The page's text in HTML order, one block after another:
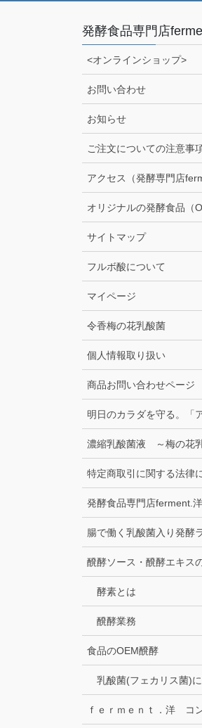
発酵食品専門店
<オンラインショップ>
お問い合わせ
お知らせ
ご注文についての注意事
アクセス（発酵専門店
オリジナルの発酵食品（
サイトマップ
フルボ酸について
マイページ
令香梅の花乳酸菌
個人情報取り扱い
商品お問い合わせページ
明日のカラダを守る。「
濃縮乳酸菌液 ～梅の花
特定商取引に関する法律
発酵食品専門店ferment.
腸で働く乳酸菌入り発酵
醗酵ソース・醗酵エキス
酵素とは
醗酵業務
食品のOEM醗酵
乳酸菌(フェカリス菌)
ｆｅｒｍｅｎｔ．洋 コ